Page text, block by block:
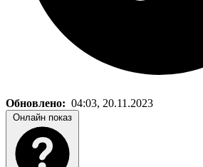
Обновлено: 04:03, 20.11.2023
Онлайн показ